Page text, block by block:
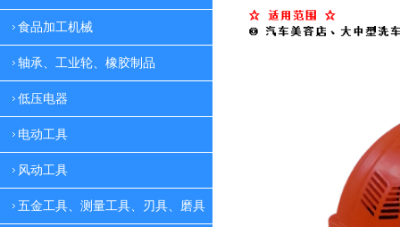
食品加工机械
轴承、工业轮、橡胶制品
低压电器
电动工具
风动工具
五金工具、测量工具、刃具、磨具